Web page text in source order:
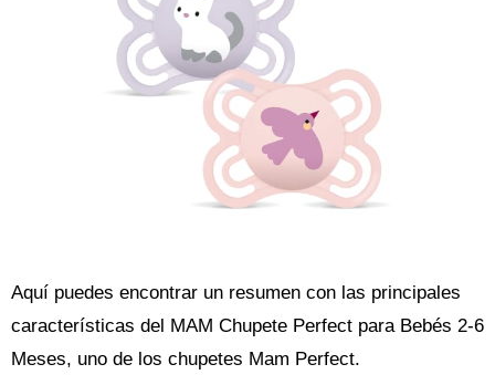
Aquí puedes encontrar un resumen con las principales
características del MAM Chupete Perfect para Bebés 2-6
Meses, uno de los chupetes Mam Perfect.